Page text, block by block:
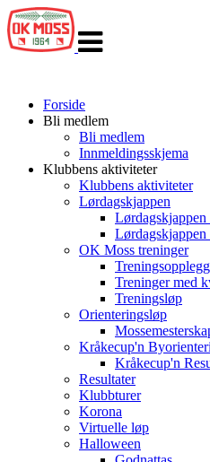
navigasjon
Forside
Bli medlem
Bli medlem
Innmeldingsskjema
Klubbens aktiviteter
Klubbens aktiviteter
Lørdagskjappen
Lørdagskjappen
Lørdagskjappen
OK Moss treninger
Treninger med
Treningsløp
Orienteringsløp
Kråkecup'n
Kråkecup'n
Resultater
Klubbturer
Korona
Virtuelle løp
Halloween